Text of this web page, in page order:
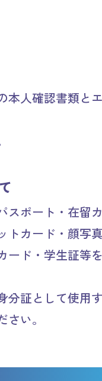
本人確認書類と
スポート・在留
トカード・顔写
ード・学生証等
証として使用
い。